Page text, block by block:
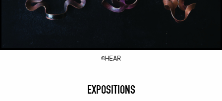
©HEAR
EXPOSITIONS